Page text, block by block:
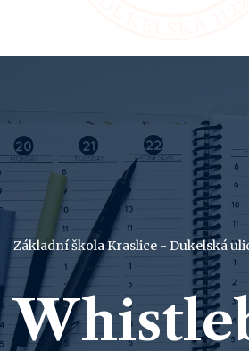
Základní škola Kraslice - Dukelská